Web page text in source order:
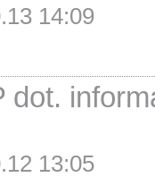
14:09
dot.
13:05